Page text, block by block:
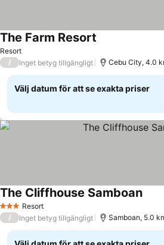
Resort
The Farm Resort
/ Inget betyg tillgängligt Cebu City, 4.0
Välj datum för att se exakta priser
3 StjärnorResort
The Cliffhouse Samboan
/ Inget betyg tillgängligt Samboan, 5.0